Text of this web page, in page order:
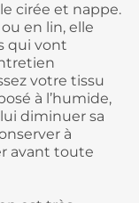
cirée et nappe.
en lin, elle
qui vont
votre tissu
à l’humide,
diminuer sa
à
avant toute